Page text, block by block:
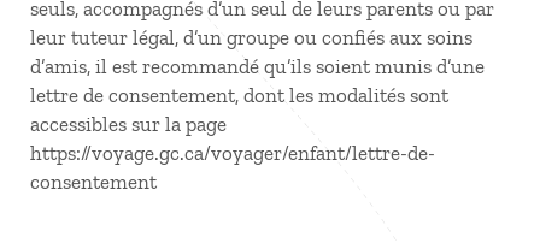
seuls, accompagnés d’un seul de leurs parents ou par
leur tuteur légal, d’un groupe ou confiés aux soins
d’amis, il est recommandé qu’ils soient munis d’une
lettre de consentement, dont les modalités sont
accessibles sur la page
https://voyage.gc.ca/voyager/enfant/lettre-de-
consentement